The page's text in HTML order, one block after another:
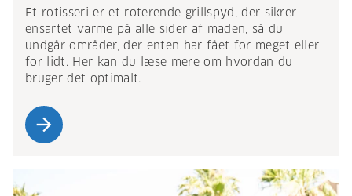
Et rotisseri er et roterende grillspyd, der sikrer
ensartet varme på alle sider af maden, så du
undgår områder, der enten har fået for meget eller
for lidt. Her kan du læse mere om hvordan du
bruger det optimalt.
arrow_forward